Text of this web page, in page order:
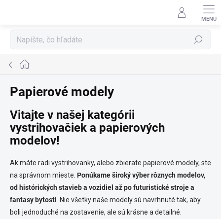
Hľadať
Domov
Papierové modely
Vitajte v našej kategórii
vystrihovačiek a papierových
modelov!
Ak máte radi vystrihovanky, alebo zbierate papierové modely, ste
na správnom mieste. Ponúkame široký výber rôznych modelov,
od histórických stavieb a vozidiel až po futuristické stroje a
fantasy bytosti . Nie všetky naše modely sú navrhnuté tak, aby
boli jednoduché na zostavenie, ale sú krásne a detailné.